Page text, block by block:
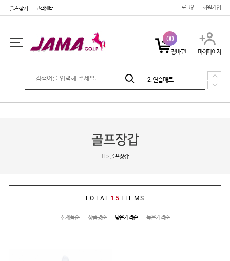
즐겨찾기 고객센터 로그인 회원가입
2. 연습매트
5. 시즌상품
00
장바구니 마이페이지
골프장갑
H >골프장갑
TOTAL 15 ITEMS
신제품순 상품명순 낮은가격순 높은가격순